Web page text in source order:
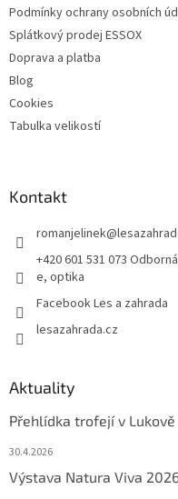
Podmínky ochrany osobních
Splátkový prodej ESSOX
Doprava a platba
Blog
Cookies
Tabulka velikostí
Kontakt
romanjelinek@
+420 601 531 073
e, optika
Facebook Les a zahrada
lesazahrada.cz
Aktuality
Přehlídka trofejí v Lukově
30.4.2026
Výstava Natura Viva